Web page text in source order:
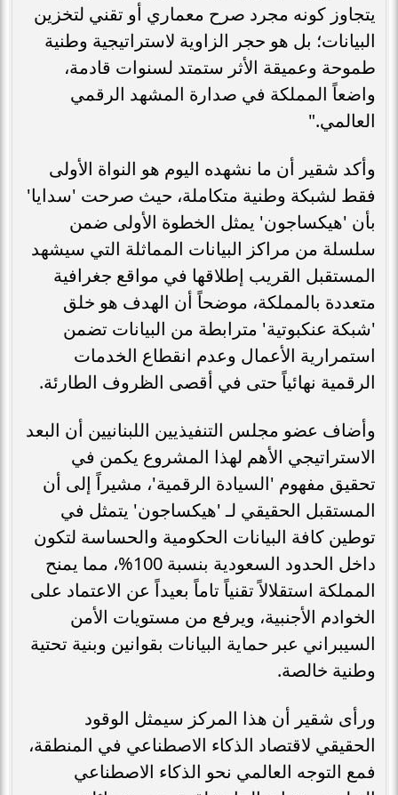
يتجاوز كونه مجرد صرح معماري أو تقني لتخزين
البيانات؛ بل هو حجر الزاوية لاستراتيجية وطنية
طموحة وعميقة الأثر ستمتد لسنوات قادمة،
واضعاً المملكة في صدارة المشهد الرقمي
العالمي."
وأكد شقير أن ما نشهده اليوم هو النواة الأولى
فقط لشبكة وطنية متكاملة، حيث صرحت 'سدايا'
بأن 'هيكساجون' يمثل الخطوة الأولى ضمن
سلسلة من مراكز البيانات المماثلة التي سيشهد
المستقبل القريب إطلاقها في مواقع جغرافية
متعددة بالمملكة، موضحاً أن الهدف هو خلق
'شبكة عنكبوتية' مترابطة من البيانات تضمن
استمرارية الأعمال وعدم انقطاع الخدمات
الرقمية نهائياً حتى في أقصى الظروف الطارئة.
وأضاف عضو مجلس التنفيذيين اللبنانيين أن البعد
الاستراتيجي الأهم لهذا المشروع يكمن في
تحقيق مفهوم 'السيادة الرقمية'، مشيراً إلى أن
المستقبل الحقيقي لـ 'هيكساجون' يتمثل في
توطين كافة البيانات الحكومية والحساسة لتكون
داخل الحدود السعودية بنسبة 100%، مما يمنح
المملكة استقلالاً تقنياً تاماً بعيداً عن الاعتماد على
الخوادم الأجنبية، ويرفع من مستويات الأمن
السيبراني عبر حماية البيانات بقوانين وبنية تحتية
وطنية خالصة.
ورأى شقير أن هذا المركز سيمثل الوقود
الحقيقي لاقتصاد الذكاء الاصطناعي في المنطقة،
فمع التوجه العالمي نحو الذكاء الاصطناعي